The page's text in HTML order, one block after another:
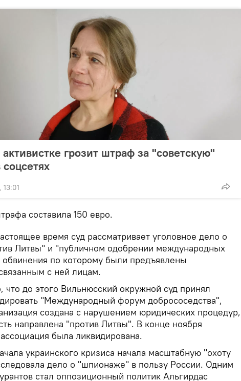
грозит штраф за "советскую"
13:01
составила 150 евро.
время суд рассматривает уголовное дело о
Литвы" и "публичном одобрении международных
обвинения по которому были предъявлены
с ней лицам.
что до этого Вильнюсский окружной суд принял
"Международный форум добрососедства",
создана с нарушением юридических процедур,
направлена "против Литвы". В конце ноября
была ликвидирована.
украинского кризиса начала масштабную "охоту
дело о "шпионаже" в пользу России. Одним
стал оппозиционный политик Альгирдас